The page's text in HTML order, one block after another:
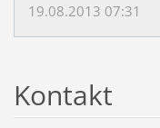
19.08.2013 07:31
Kontakt